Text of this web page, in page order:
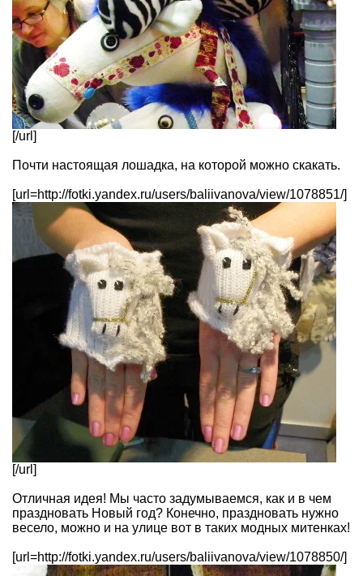
[/url]
Почти настоящая лошадка, на которой можно скакать.
[url=http://fotki.yandex.ru/users/baliivanova/view/1078851/]
[/url]
Отличная идея! Мы часто задумываемся, как и в чем
праздновать Новый год? Конечно, праздновать нужно
весело, можно и на улице вот в таких модных митенках!
[url=http://fotki.yandex.ru/users/baliivanova/view/1078850/]